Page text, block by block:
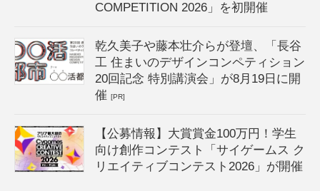
COMPETITION 2026」を初開催
乾久美子や藤本壮介らが登壇、「長谷
工 住まいのデザインコンペティション
20回記念 特別講演会」が8月19日に開
催[PR]
【公募情報】大賞賞金100万円！学生
向け創作コンテスト「サイゲームス ク
リエイティブコンテスト2026」が開催